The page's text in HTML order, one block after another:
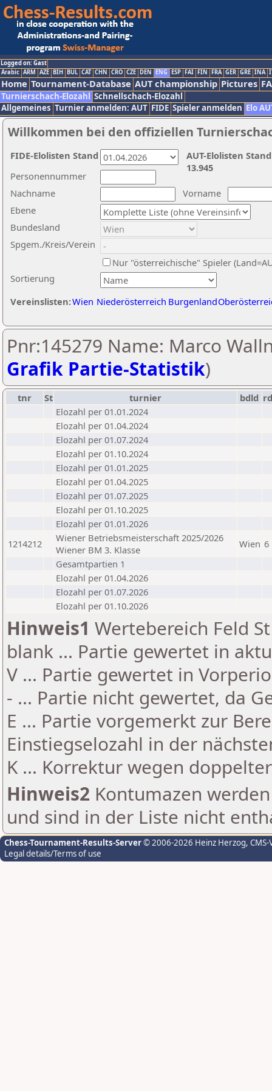
Logged on: Gast
Arabic ARM AZE BIH BUL CAT CHN CRO CZE DEN ENG ESP FAI FIN FRA GER GRE INA
Home Tournament-Database AUT championship Pictures
Turnierschach-Elozahl Schnellschach-Elozahl
Allgemeines Turnier anmelden: AUT FIDE Spieler anmelden Elo
Willkommen bei den offiziellen
Nachname
Vorname
Ebene
Sortierung
Personennummer
Bundesland
Spgem./Kreis/Verein
Nur "österreichische" Spieler
Vereinslisten:Wien Niederösterreich Burgenland
AUT-Elolisten
13.945
FIDE-Elolisten Stand
Pnr:145279 Name: Marco
Grafik Partie-Statistik)
tnr St turnier bdld rd
Elozahl per 01.01.2024
Elozahl per 01.04.2024
Elozahl per 01.07.2024
Elozahl per 01.10.2024
Elozahl per 01.01.2025
Elozahl per 01.04.2025
Elozahl per 01.07.2025
Elozahl per 01.10.2025
Elozahl per 01.01.2026
1214212
Wiener Betriebsmeisterschaft 2025/2026
Wiener BM 3. Klasse
Wien 6
Gesamtpartien 1
Elozahl per 01.04.2026
Elozahl per 01.07.2026
Elozahl per 01.10.2026
Hinweis1 Wertebereich Feld
blank ... Partie gewertet in
V ... Partie gewertet in
- ... Partie nicht gewertet, da
E ... Partie vorgemerkt zur
Einstiegselozahl in der
K ... Korrektur wegen
Hinweis2 Kontumazen
und sind in der Liste nicht
Chess-Tournament-Results-Server© 2006-2026 Heinz Herzog,
Legal details/Terms of use